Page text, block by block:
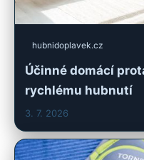
hubnidoplavek.cz
Účinné domácí
rychlému hubnutí
3. 7. 2026